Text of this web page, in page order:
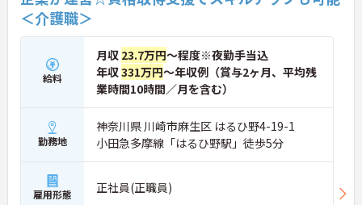
＜介護職＞
給料
月収 23.7万円～程度※夜勤手当込
年収331万円～年収例（賞与2ヶ月、平均残
業時間10時間／月を含む）
勤務地
神奈川県 川崎市麻生区 はるひ野4-19-1
小田急多摩線「はるひ野駅」徒歩5分
雇用形態 正社員(正職員)